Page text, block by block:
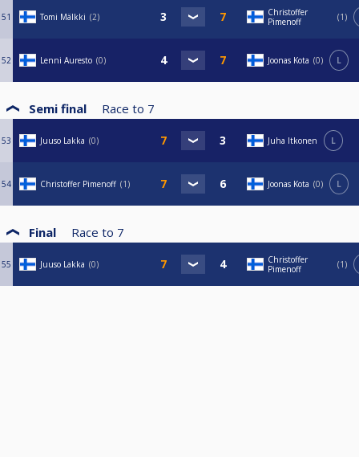
51 Tomi Mälkki 2
Christoffer
Pimenoff
1
52 Lenni Auresto 0 Joonas Kota 0 L
Semi final Race to 7
53 Juuso Lakka 0 Juha Itkonen L
54 Christoffer Pimenoff 1 Joonas Kota 0 L
Final Race to 7
55 Juuso Lakka 0
Christoffer
Pimenoff
1